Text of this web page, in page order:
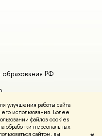
улучшения работы сайта
использования. Более
файлов cookies
обработки персональных
сайтом, вы
РФ